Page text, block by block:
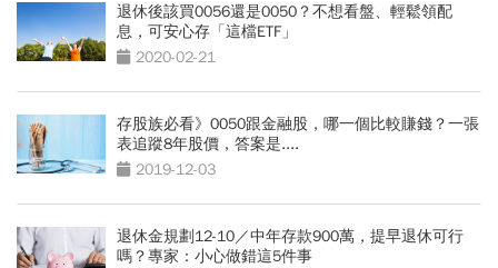
退休後該買0056還是0050？不想看盤、輕鬆領配
息，可安心存「這檔ETF」
2020-02-21
存股族必看》0050跟金融股，哪一個比較賺錢？一張
表追蹤8年股價，答案是....
2019-12-03
退休金規劃12-10／中年存款900萬，提早退休可行
嗎？專家：小心做錯這5件事